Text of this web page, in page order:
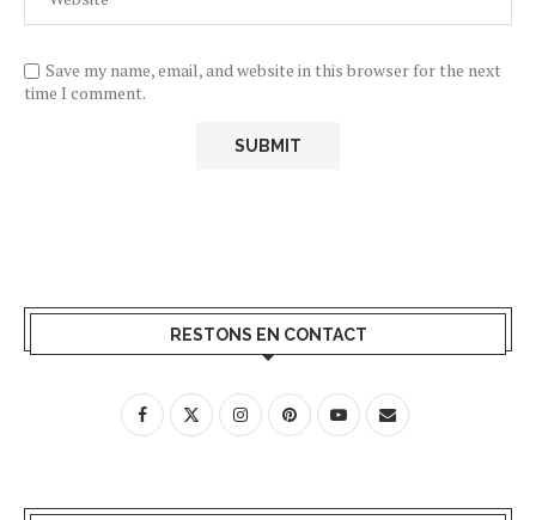
Save my name, email, and website in this browser for the next
time I comment.
RESTONS EN CONTACT